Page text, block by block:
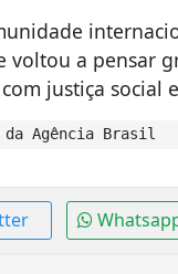
a pensar
justiça social
Agência Brasil